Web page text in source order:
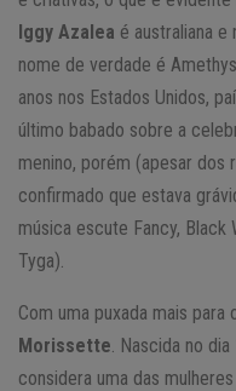
Iggy Azalea é australiana e
nome de verdade é
anos nos Estados Unidos,
último babado sobre a
menino, porém (apesar dos
confirmado que estava
música escute Fancy,
Tyga).
Com uma puxada mais
Morissette . Nascida no
considera uma das